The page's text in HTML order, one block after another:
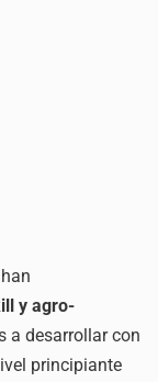
y agro-
a desarrollar con
principiante